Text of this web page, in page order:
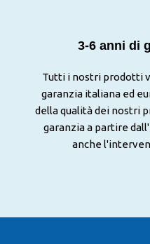
3-6 anni di
Tutti i nostri prodotti
garanzia italiana ed
della qualità dei nostri
garanzia a partire
anche